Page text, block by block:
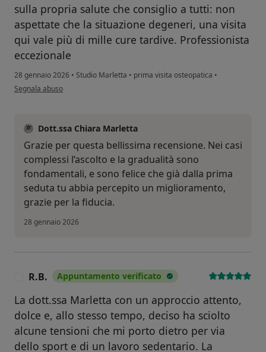
sulla propria salute che consiglio a tutti: non
aspettate che la situazione degeneri, una visita
qui vale più di mille cure tardive. Professionista
eccezionale
28 gennaio 2026 • Studio Marletta • prima visita osteopatica •
secondo l'opinione dell'utente Fabiana
Segnala abuso
Dott.ssa Chiara Marletta
Grazie per questa bellissima recensione. Nei casi
complessi l’ascolto e la gradualità sono
fondamentali, e sono felice che già dalla prima
seduta tu abbia percepito un miglioramento,
grazie per la fiducia.
28 gennaio 2026
R.B. Appuntamento verificato
La dott.ssa Marletta con un approccio attento,
dolce e, allo stesso tempo, deciso ha sciolto
alcune tensioni che mi porto dietro per via
dello sport e di un lavoro sedentario. La